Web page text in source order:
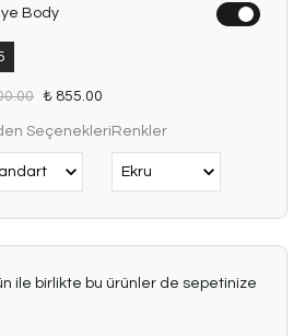
Body
₺ 855.00
SeçenekleriRenkler
ile birlikte bu ürünler de sepetinize